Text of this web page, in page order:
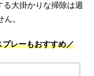
大掛かりな掃除は週
。
レーもおすすめ／